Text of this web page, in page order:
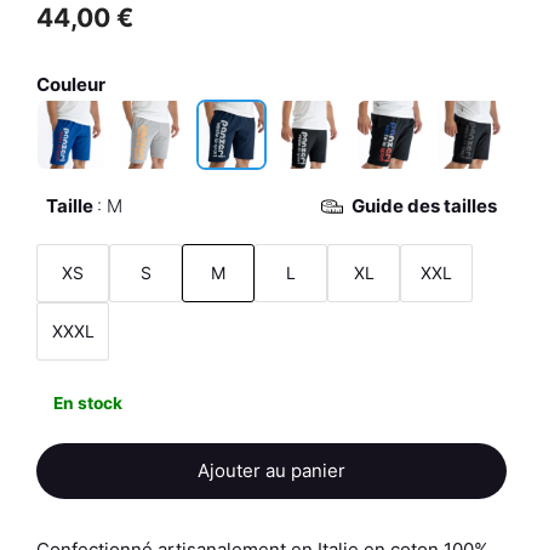
44,00 €
Couleur
Taille Guide des tailles
M
XS S M L XL XXL
XXXL
En stock
Ajouter au panier